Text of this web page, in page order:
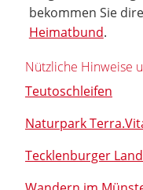
bekommen Sie
Heimatbund.
Nützliche Hinweise
Teutoschleifen
Naturpark
Tecklenburger